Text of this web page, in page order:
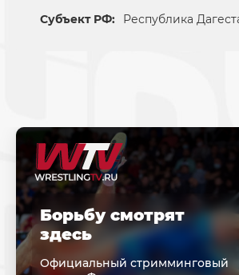
Субъект РФ:
Республика
Борьбу смотрят
здесь
Официальный стримминговый